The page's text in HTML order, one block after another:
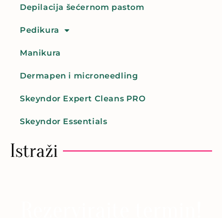
Depilacija šećernom pastom
Pedikura
Manikura
Dermapen i microneedling
Skeyndor Expert Cleans PRO
Skeyndor Essentials
Istraži